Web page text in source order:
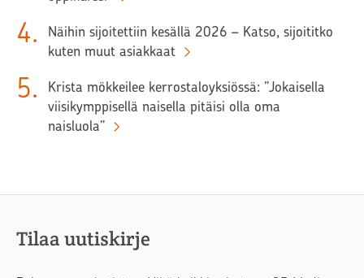
4.
Näihin sijoitettiin kesällä 2026 – Katso, sijoititko
kuten muut asiakkaat
5.
Krista mökkeilee kerrostaloyksiössä: ”Jokaisella
viisikymppisellä naisella pitäisi olla oma
naisluola”
Tilaa uutiskirje